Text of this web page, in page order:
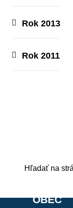
Rok 2013
Rok 2011
OBEC